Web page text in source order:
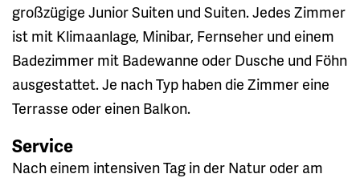
großzügige Junior Suiten und Suiten. Jedes Zimmer
ist mit Klimaanlage, Minibar, Fernseher und einem
Badezimmer mit Badewanne oder Dusche und Föhn
ausgestattet. Je nach Typ haben die Zimmer eine
Terrasse oder einen Balkon.
Service
Nach einem intensiven Tag in der Natur oder am